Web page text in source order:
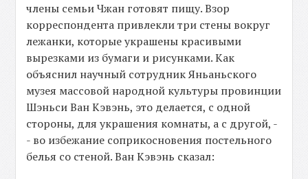
члены семьи Чжан готовят пищу. Взор
корреспондента привлекли три стены вокруг
лежанки, которые украшены красивыми
вырезками из бумаги и рисунками. Как
объяснил научный сотрудник Яньаньского
музея массовой народной культуры провинции
Шэньси Ван Кэвэнь, это делается, с одной
стороны, для украшения комнаты, а с другой, -
- во избежание соприкосновения постельного
белья со стеной. Ван Кэвэнь сказал: